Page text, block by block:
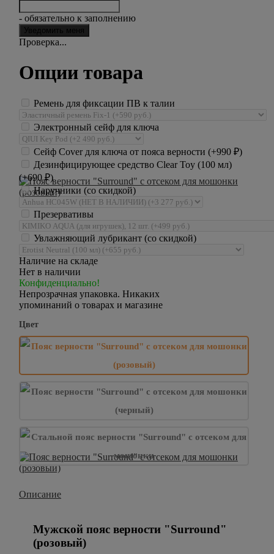
- обязательно к заполнению
Проверка...
Опции товара
Ремень для фиксации ПВ к талии
Электронный сейф для ключа
Сейф Cover для ключа от пояса верности (+990 ₽)
Дезинфицирующее средство Clear Toy (100 мл)
(+690₽)
Наручники (со скидкой)
Презервативы
Увлажняющий лубрикант (со скидкой)
Наличие на складе
Нет в наличии
Конфиденциально!
Непрозрачная упаковка. Никаких
упоминаний о товарах и магазине
Цвет
Описание
Мужской пояс верности "Surround"
(розовый)